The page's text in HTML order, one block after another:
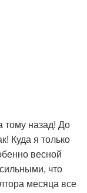
говорят, что
тому назад! До
Куда я только
весной
что
месяца все